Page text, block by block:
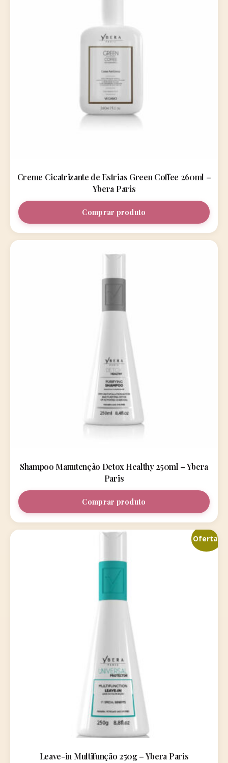
Creme Cicatrizante de Estrias Green Coffee 260ml –
Ybera Paris
Comprar produto
Shampoo Manutenção Detox Healthy 250ml – Ybera
Paris
Comprar produto
Oferta!
Leave-in Multifunção 250g – Ybera Paris